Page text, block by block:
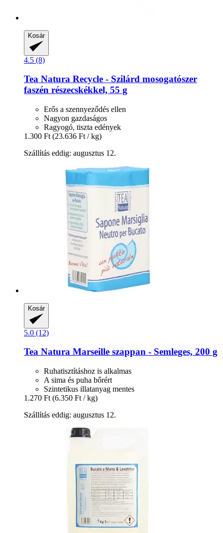
Kosár
4.5 (8)
Tea Natura Recycle -​ Szilárd mosogatószer
faszén részecskékkel, 55 g
Erős a szennyeződés ellen
Nagyon gazdaságos
Ragyogó, tiszta edények
1.300 Ft (23.636 Ft / kg)
Szállítás eddig: augusztus 12.
Kosár
5.0 (12)
Tea Natura Marseille szappan -​ Semleges, 200 g
Ruhatisztításhoz is alkalmas
A sima és puha bőrért
Szintetikus illatanyag mentes
1.270 Ft (6.350 Ft / kg)
Szállítás eddig: augusztus 12.